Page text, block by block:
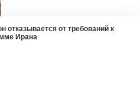
отказывается от требований к
Ирана